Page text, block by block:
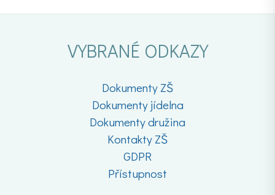
VYBRANÉ ODKAZY
Dokumenty ZŠ
Dokumenty jídelna
Dokumenty družina
Kontakty ZŠ
GDPR
Přístupnost